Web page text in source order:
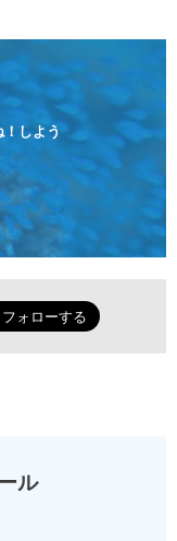
税込) 器材 / 送迎 / 保
めての方や初心者でも
。沖縄本島のビーチか
めます...
！しよう
ル